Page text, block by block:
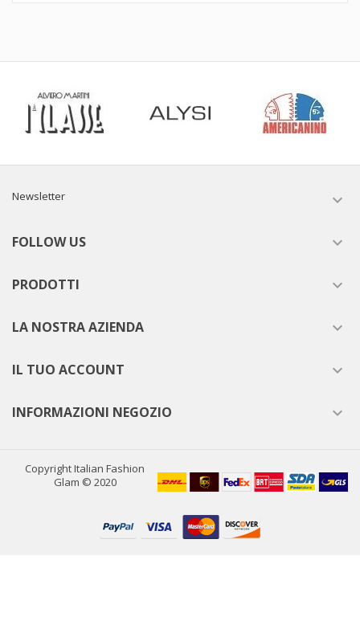
Newsletter 
FOLLOW US 
PRODOTTI 
LA NOSTRA AZIENDA 
IL TUO ACCOUNT 
INFORMAZIONI NEGOZIO 
Copyright Italian Fashion
Glam © 2020